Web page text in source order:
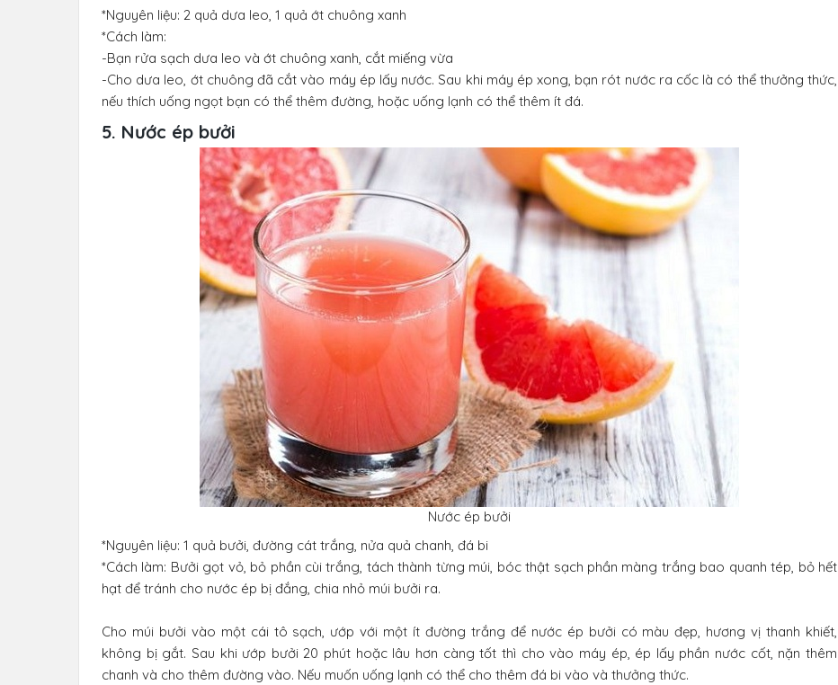
*Nguyên liệu: 2 quả dưa leo, 1 quả ớt chuông xanh
*Cách làm:
-Bạn rửa sạch dưa leo và ớt chuông xanh, cắt miếng vừa
-Cho dưa leo, ớt chuông đã cắt vào máy ép lấy nước. Sau khi máy ép xong, bạn rót nước ra cốc là có thể thưởng thức,
nếu thích uống ngọt bạn có thể thêm đường, hoặc uống lạnh có thể thêm ít đá.
5. Nước ép bưởi
Nước ép bưởi
*Nguyên liệu: 1 quả bưởi, đường cát trắng, nửa quả chanh, đá bi
*Cách làm: Bưởi gọt vỏ, bỏ phần cùi trắng, tách thành từng múi, bóc thật sạch phần màng trắng bao quanh tép, bỏ hết
hạt để tránh cho nước ép bị đắng, chia nhỏ múi bưởi ra.
Cho múi bưởi vào một cái tô sạch, ướp với một ít đường trắng để nước ép bưởi có màu đẹp, hương vị thanh khiết,
không bị gắt. Sau khi ướp bưởi 20 phút hoặc lâu hơn càng tốt thì cho vào máy ép, ép lấy phần nước cốt, nặn thêm
chanh và cho thêm đường vào. Nếu muốn uống lạnh có thể cho thêm đá bi vào và thưởng thức.